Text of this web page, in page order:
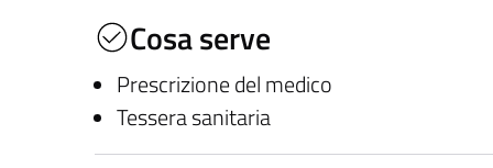
Cosa serve
Prescrizione del medico
Tessera sanitaria